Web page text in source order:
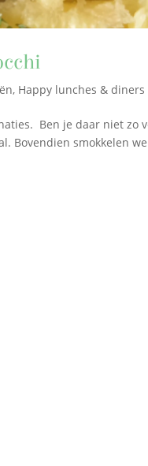
, Happy lunches & diners
Ben je daar niet zo
Bovendien smokkelen